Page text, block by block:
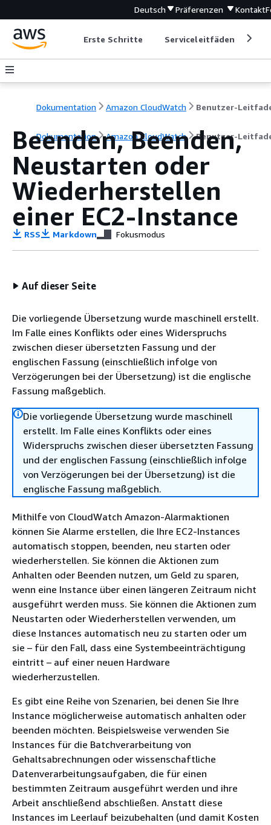
Deutsch Präferenzen Kontakt
Erste Schritte Serviceleitfäden
Dokumentation Amazon CloudWatch Benutzer-
Dokumentation Amazon CloudWatch Benutzer-
Beenden, Beenden,
Neustarten oder
Wiederherstellen
einer EC2-Instance
RSS Markdown Fokusmodus
Auf dieser Seite
Die vorliegende Übersetzung wurde maschinell erstellt.
Im Falle eines Konflikts oder eines Widerspruchs
zwischen dieser übersetzten Fassung und der
englischen Fassung (einschließlich infolge von
Verzögerungen bei der Übersetzung) ist die englische
Fassung maßgeblich.
Die vorliegende Übersetzung wurde maschinell
erstellt. Im Falle eines Konflikts oder eines
Widerspruchs zwischen dieser übersetzten Fassung
und der englischen Fassung (einschließlich infolge
von Verzögerungen bei der Übersetzung) ist die
englische Fassung maßgeblich.
Mithilfe von CloudWatch Amazon-Alarmaktionen
können Sie Alarme erstellen, die Ihre EC2-Instances
automatisch stoppen, beenden, neu starten oder
wiederherstellen. Sie können die Aktionen zum
Anhalten oder Beenden nutzen, um Geld zu sparen,
wenn eine Instance über einen längeren Zeitraum nicht
ausgeführt werden muss. Sie können die Aktionen zum
Neustarten oder Wiederherstellen verwenden, um
diese Instances automatisch neu zu starten oder um
sie – für den Fall, dass eine Systembeeinträchtigung
eintritt – auf einer neuen Hardware
wiederherzustellen.
Es gibt eine Reihe von Szenarien, bei denen Sie Ihre
Instance möglicherweise automatisch anhalten oder
beenden möchten. Beispielsweise verwenden Sie
Instances für die Batchverarbeitung von
Gehaltsabrechnungen oder wissenschaftliche
Datenverarbeitungsaufgaben, die für einen
bestimmten Zeitraum ausgeführt werden und ihre
Arbeit anschließend abschließen. Anstatt diese
Instances im Leerlauf beizubehalten (und damit Kosten